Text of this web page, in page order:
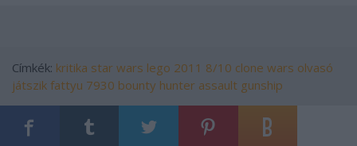
Címkék: kritika star wars lego 2011 8/10 clone wars olvasó
játszik fattyu 7930 bounty hunter assault gunship